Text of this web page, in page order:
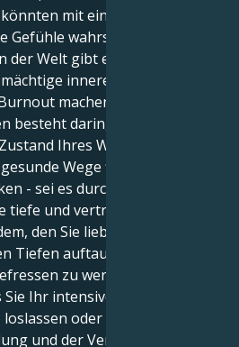
mit einer emotionalen
Gefühle wahrscheinlich
Welt gibt es viel zu
innere Landschaft
machen. Der Weg zu
besteht darin, zu akzeptieren,
Ihres Wohlbefindens
Wege finden, diese
- sei es durch Kunst,
und vertrauensvolle
den Sie lieben -, werden Sie
Tiefen auftauchen können,
zu werden. Ihr Glück
Ihr intensives Verlangen
oder eine wahrhaft
und der Verbindung zu